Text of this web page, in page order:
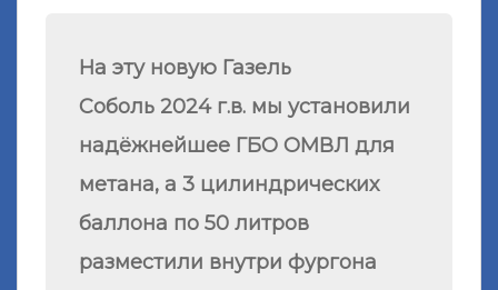
На эту новую Газель
Соболь 2024 г.в. мы установили
надёжнейшее ГБО ОМВЛ для
метана, а 3 цилиндрических
баллона по 50 литров
разместили внутри фургона